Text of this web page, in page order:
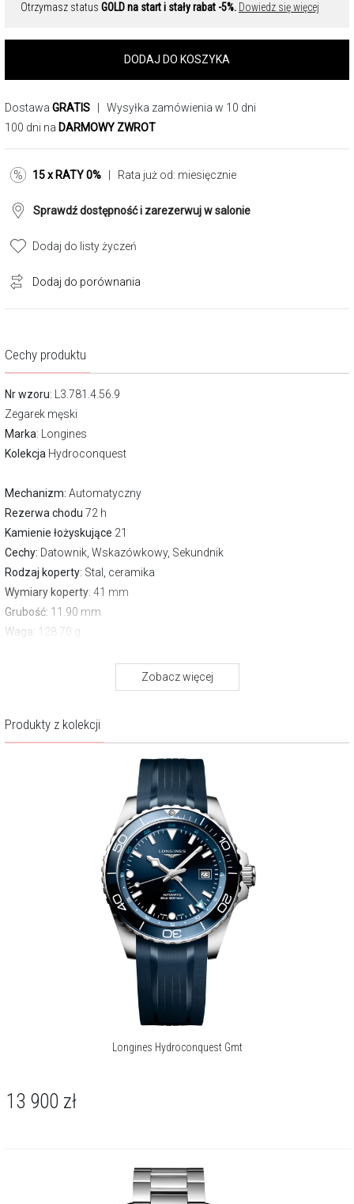
Cechy produktu
Nr wzoru: L3.781.4.56.9
Zegarek męski
Marka:
Longines
Kolekcja Hydroconquest
Mechanizm: Automatyczny
Rezerwa chodu 72 h
Kamienie łożyskujące 21
Cechy: Datownik, Wskazówkowy, Sekundnik
Rodzaj koperty: Stal, ceramika
Wymiary koperty: 41 mm
Grubość: 11.90 mm
Waga: 128.70 g
: Pasek silikonowy
Gwarancja producenta:
Głęboka czerń tarczy, ożywiona szlifem słonecznym, subtelnie gra ze
światłem, tworząc dynamiczny efekt głębi. Srebrne, polerowane
wskazówki precyzyjnie suną nad kompozycją arabskich cyfr i
indeksów, których czytelność w każdych warunkach gwarantuje
wypełnienie substancją Super-LumiNova®. To obraz dyskretnej
mocy i technicznej perfekcji, uchwycony w jednej chwili spojrzenia.
Sportowa koperta o średnicy 41 mm powstała z połączenia
wytrzymałej stali szlachetnej i czarnej ceramiki na bezelu. Jej
klasycznie okrągły kształt harmonijnie współgra z głęboką czernią
tarczy, chronionej przez odporne na zarysowania szafirowe szkło z
obustronną powłoką antyrefleksyjną. Całość spoczywa na
komfortowym, czarnym pasku gumowym, zakończonym
bezpiecznym, podwójnym zapięciem składanym.
Sercem tego czasomierza jest automatyczny kaliber L888.5,
odpowiada za płynne wskazania godzin, minut, sekund oraz
narzędziem do nurkowania.
Longines HydroConquest to czasomierz o dwoistej naturze.
Zobacz więcej
Otrzymasz status GOLD na start i stały rabat -5%. Dowiedz się więcej
DODAJ DO KOSZYKA
Dostawa GRATIS | Wysyłka zamówienia w 10 dni
100 dni na DARMOWY ZWROT
15 x RATY 0% | Rata już od: miesięcznie
Sprawdź dostępność i zarezerwuj w salonie
Dodaj do listy życzeń
Dodaj do porównania
Produkty z kolekcji
Longines Hydroconquest Gmt
13 900 zł